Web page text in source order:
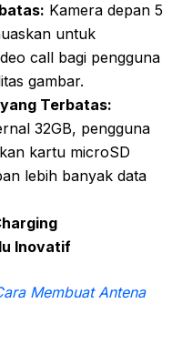
Kamera depan 5
untuk
call bagi pengguna
gambar.
Terbatas:
32GB, pengguna
kartu microSD
lebih banyak data
Inovatif
Membuat Antena